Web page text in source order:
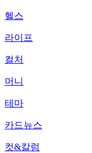
헬스
라이프
컬처
머니
테마
카드뉴스
컷&칼럼